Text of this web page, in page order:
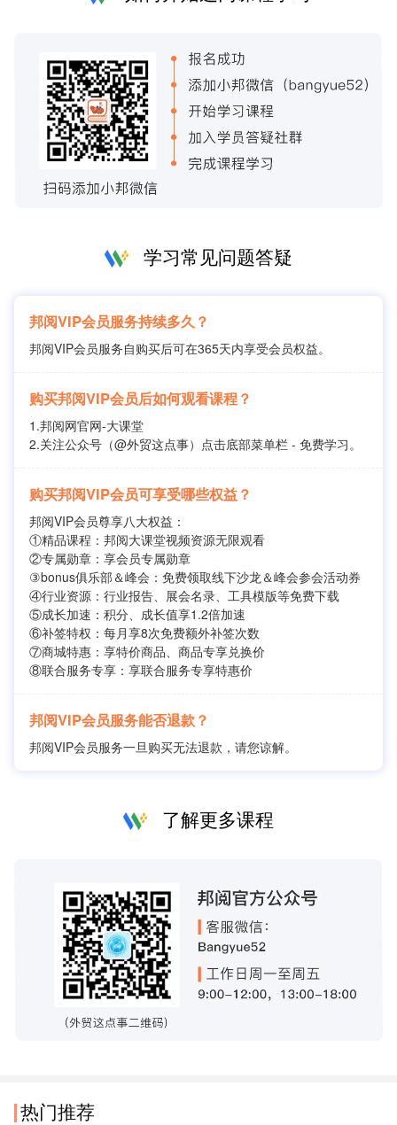
学习常见问题答疑
邦阅VIP会员服务持续多久？
邦阅VIP会员服务自购买后可在365天内享受会员权益。
购买邦阅VIP会员后如何观看课程？
1.邦阅网官网-大课堂
2.关注公众号（@外贸这点事）点击底部菜单栏 - 免费学习。
购买邦阅VIP会员可享受哪些权益？
邦阅VIP会员尊享八大权益：
①精品课程：邦阅大课堂视频资源无限观看
②专属勋章：享会员专属勋章
③bonus俱乐部＆峰会：免费领取线下沙龙＆峰会参会活动券
④行业资源：行业报告、展会名录、工具模版等免费下载
⑤成长加速：积分、成长值享1.2倍加速
⑥补签特权：每月享8次免费额外补签次数
⑦商城特惠：享特价商品、商品专享兑换价
⑧联合服务专享：享联合服务专享特惠价
邦阅VIP会员服务能否退款？
邦阅VIP会员服务一旦购买无法退款，请您谅解。
了解更多课程
热门推荐